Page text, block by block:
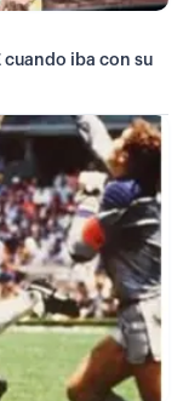
cuando iba con su